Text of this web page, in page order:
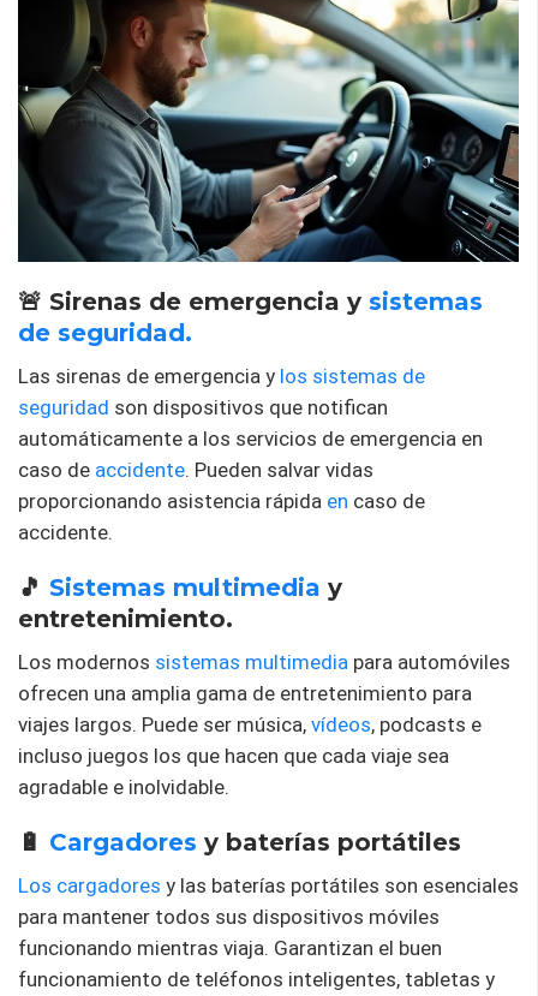
🚨 Sirenas de emergencia y sistemas
de seguridad.
Las sirenas de emergencia y los sistemas de
seguridad son dispositivos que notifican
automáticamente a los servicios de emergencia en
caso de accidente. Pueden salvar vidas
proporcionando asistencia rápida en caso de
accidente.
🎵 Sistemas multimedia y
entretenimiento.
Los modernos sistemas multimedia para automóviles
ofrecen una amplia gama de entretenimiento para
viajes largos. Puede ser música, vídeos, podcasts e
incluso juegos los que hacen que cada viaje sea
agradable e inolvidable.
🔋 Cargadores y baterías portátiles
Los cargadores y las baterías portátiles son esenciales
para mantener todos sus dispositivos móviles
funcionando mientras viaja. Garantizan el buen
funcionamiento de teléfonos inteligentes, tabletas y